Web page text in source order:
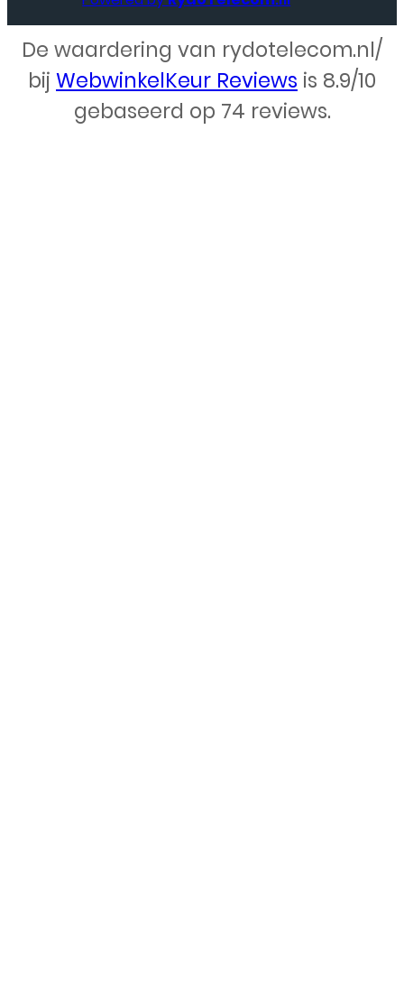
Webdesign – Rydo Telecom
De waardering van rydotelecom.nl/
bij WebwinkelKeur Reviews is 8.9/10
gebaseerd op 74 reviews.